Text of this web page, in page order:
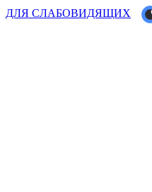
ДЛЯ СЛАБОВИДЯЩИХ